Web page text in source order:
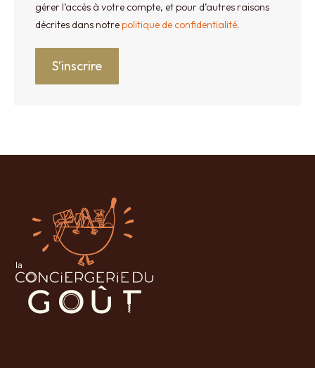
gérer l’accès à votre compte, et pour d’autres raisons
décrites dans notrepolitique de confidentialité.
S’inscrire